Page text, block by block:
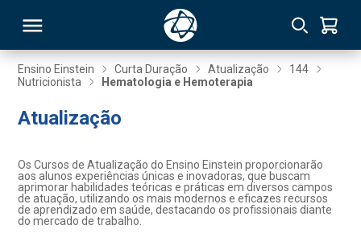
Ensino Einstein Curta Duração Atualização
144
Nutricionista
Hematologia e Hemoterapia
Atualização
Os Cursos de Atualização do Ensino Einstein proporcionarão
aos alunos experiências únicas e inovadoras, que buscam
aprimorar habilidades teóricas e práticas em diversos campos
de atuação, utilizando os mais modernos e eficazes recursos
de aprendizado em saúde, destacando os profissionais diante
do mercado de trabalho.